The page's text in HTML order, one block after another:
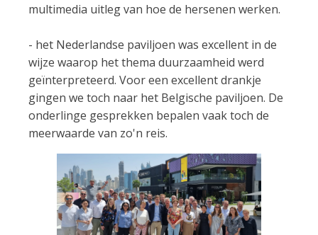
multimedia uitleg van hoe de hersenen werken.
- het Nederlandse paviljoen was excellent in de
wijze waarop het thema duurzaamheid werd
geïnterpreteerd. Voor een excellent drankje
gingen we toch naar het Belgische paviljoen. De
onderlinge gesprekken bepalen vaak toch de
meerwaarde van zo'n reis.